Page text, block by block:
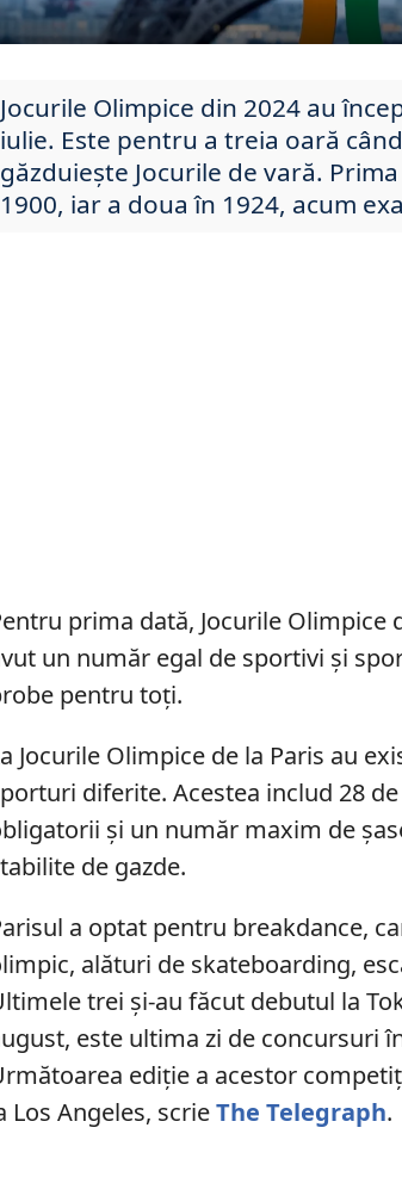
Jocurile Olimpice din 2024 au
iulie. Este pentru a treia oară
găzduiește Jocurile de vară.
1900, iar a doua în 1924, acum
prima dată, Jocurile Olimpice
un număr egal de sportivi și
pentru toți.
Jocurile Olimpice de la Paris au
diferite. Acestea includ 28
și un număr maxim de
de gazde.
a optat pentru breakdance,
alături de skateboarding,
trei și-au făcut debutul la
este ultima zi de concursuri
ediție a acestor
Los Angeles, scrieThe Telegraph.